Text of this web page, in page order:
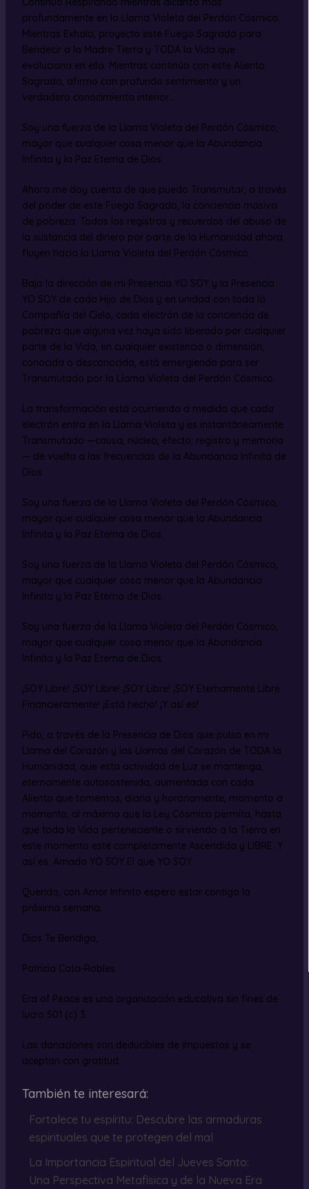
profundamente en la Llama Violeta del Perdón Cósmico.
Mientras Exhalo, proyecto este Fuego Sagrado para
Bendecir a la Madre Tierra y TODA la Vida que
evoluciona en ella. Mientras continúo con este Aliento
Sagrado, afirmo con profundo sentimiento y un
verdadero conocimiento interior…
Soy una fuerza de la Llama Violeta del Perdón Cósmico,
mayor que cualquier cosa menor que la Abundancia
Infinita y la Paz Eterna de Dios.
Ahora me doy cuenta de que puedo Transmutar, a través
del poder de este Fuego Sagrado, la conciencia masiva
de pobreza. Todos los registros y recuerdos del abuso de
la sustancia del dinero por parte de la Humanidad ahora
fluyen hacia la Llama Violeta del Perdón Cósmico.
Bajo la dirección de mi Presencia YO SOY y la Presencia
YO SOY de cada Hijo de Dios y en unidad con toda la
Compañía del Cielo, cada electrón de la conciencia de
pobreza que alguna vez haya sido liberado por cualquier
parte de la Vida, en cualquier existencia o dimensión,
conocida o desconocida, está emergiendo para ser
Transmutado por la Llama Violeta del Perdón Cósmico.
La transformación está ocurriendo a medida que cada
electrón entra en la Llama Violeta y es instantáneamente
Transmutado —causa, núcleo, efecto, registro y memoria
— de vuelta a las frecuencias de la Abundancia Infinita de
Dios.
Soy una fuerza de la Llama Violeta del Perdón Cósmico,
mayor que cualquier cosa menor que la Abundancia
Infinita y la Paz Eterna de Dios.
Soy una fuerza de la Llama Violeta del Perdón Cósmico,
mayor que cualquier cosa menor que la Abundancia
Infinita y la Paz Eterna de Dios.
Soy una fuerza de la Llama Violeta del Perdón Cósmico,
mayor que cualquier cosa menor que la Abundancia
Infinita y la Paz Eterna de Dios.
¡SOY Libre! ¡SOY Libre! ¡SOY Libre! ¡SOY Eternamente Libre
Financieramente! ¡Está hecho! ¡Y así es!
Pido, a través de la Presencia de Dios que pulsa en mi
Llama del Corazón y las Llamas del Corazón de TODA la
Humanidad, que esta actividad de Luz se mantenga,
eternamente autosostenida, aumentada con cada
Aliento que tomemos, diaria y horariamente, momento a
momento, al máximo que la Ley Cósmica permita, hasta
que toda la Vida perteneciente o sirviendo a la Tierra en
este momento esté completamente Ascendida y LIBRE. Y
así es. Amado YO SOY El que YO SOY.
Querido, con Amor Infinito espero estar contigo la
próxima semana.
Dios Te Bendiga,
Patricia Cota-Robles
Era of Peace es una organización educativa sin fines de
lucro 501 (c) 3.
Las donaciones son deducibles de impuestos y se
aceptan con gratitud.
También te interesará:
Fortalece tu espíritu: Descubre las armaduras
espirituales que te protegen del mal
La Importancia Espiritual del Jueves Santo:
Una Perspectiva Metafísica y de la Nueva Era